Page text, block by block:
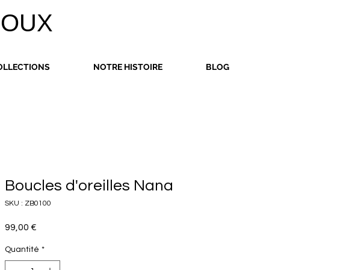
NOTRE HISTOIRE BLOG
Boucles d'oreilles Nana
SKU : ZB0100
99,00 €
Quantité *